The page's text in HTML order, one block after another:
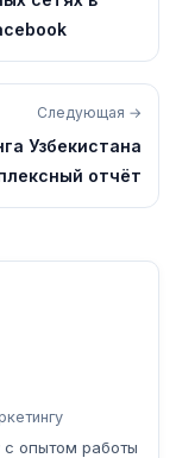
Следующая →
Узбекистана
отчёт
опытом работы